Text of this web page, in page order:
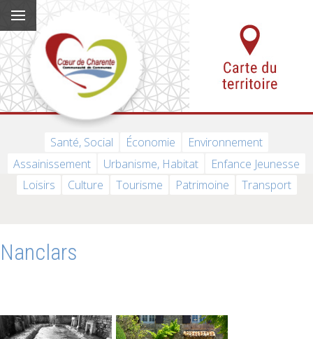
Santé, Social Économie
Environnement
Assainissement
Urbanisme, Habitat
Enfance Jeunesse
Loisirs
Culture Tourisme Patrimoine Transport
Nanclars